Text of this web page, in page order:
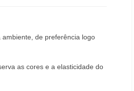
de preferência logo
as cores e a elasticidade do